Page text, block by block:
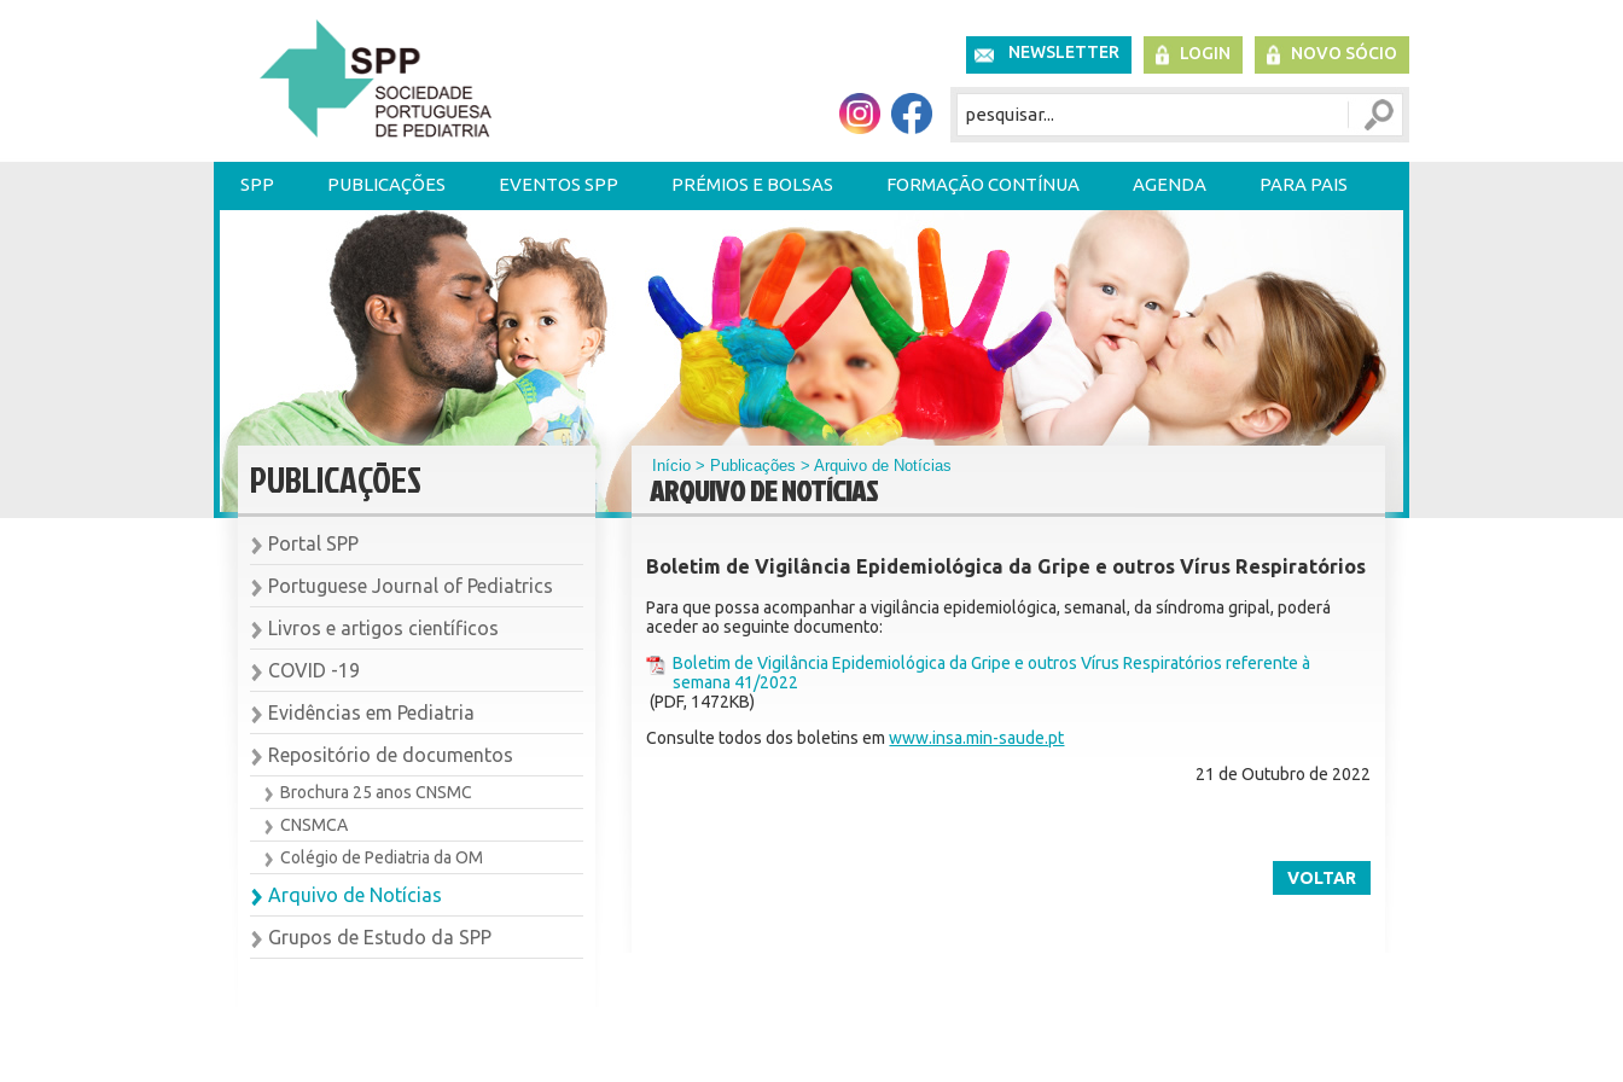
NEWSLETTER LOGIN NOVO SÓCIO
SPP PUBLICAÇÕES EVENTOS SPP PRÉMIOS E BOLSAS FORMAÇÃO CONTÍNUA AGENDA PARA PAIS
PUBLICAÇÕES
Portal SPP
Portuguese Journal of Pediatrics
Livros e artigos científicos
COVID -19
Evidências em Pediatria
Repositório de documentos
Brochura 25 anos CNSMC
CNSMCA
Colégio de Pediatria da OM
Arquivo de Notícias
Grupos de Estudo da SPP
Início > Publicações > Arquivo de Notícias
ARQUIVO DE NOTÍCIAS
Boletim de Vigilância Epidemiológica da Gripe e outros Vírus Respiratórios
Para que possa acompanhar a vigilância epidemiológica, semanal, da síndroma gripal, poderá
aceder ao seguinte documento:
Boletim de Vigilância Epidemiológica da Gripe e outros Vírus Respiratórios referente à
semana 41/2022
(PDF, 1472KB)
Consulte todos dos boletins emwww.insa.min-saude.pt
21 de Outubro de 2022
VOLTAR